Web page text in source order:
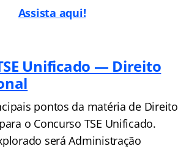
Assista aqui!
Unificado — Direito
pontos da matéria de Direito
o Concurso TSE Unificado.
será Administração